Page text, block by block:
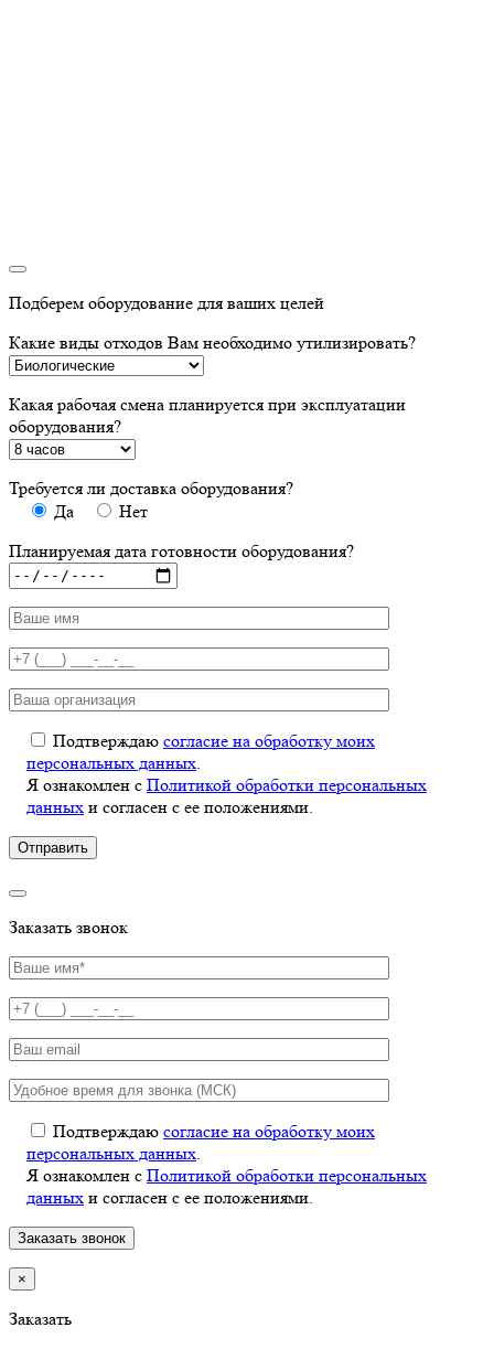
Подберем оборудование для ваших целей
Какие виды отходов Вам необходимо утилизировать?
Какая рабочая смена планируется при эксплуатации
оборудования?
Требуется ли доставка оборудования?
Да
Нет
Планируемая дата готовности оборудования?
Подтверждаю согласие на обработку моих
персональных данных
Я ознакомлен с Политикой обработки персональных
данных и согласен с ее положениями.
Заказать звонок
Подтверждаю согласие на обработку моих
персональных данных
Я ознакомлен с Политикой обработки персональных
данных и согласен с ее положениями.
×
Заказать